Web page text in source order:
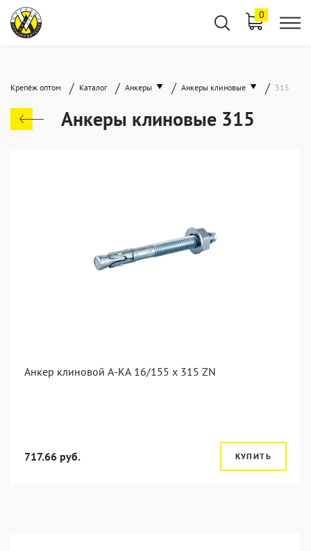
0
Крепёж оптом / Каталог / Анкеры / Анкеры клиновые / 315
Анкеры клиновые 315
Анкер клиновой А-КА 16/155 x 315 ZN
717.66 руб. КУПИТЬ